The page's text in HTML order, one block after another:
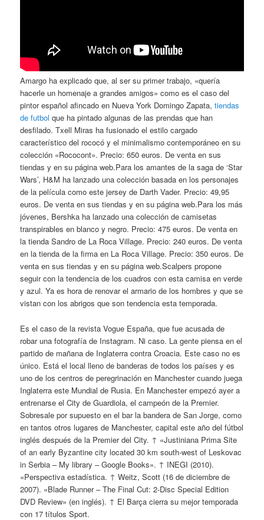
Amargo ha explicado que, al ser su primer trabajo, «quería
hacerle un homenaje a grandes amigos» como es el caso del
pintor español afincado en Nueva York Domingo Zapata,tiendas
de futbol que ha pintado algunas de las prendas que han
desfilado. Txell Miras ha fusionado el estilo cargado
característico del rococó y el minimalismo contemporáneo en su
colección «Rococont». Precio: 650 euros. De venta en sus
tiendas y en su página web.Para los amantes de la saga de ‘Star
Wars’, H&M ha lanzado una colección basada en los personajes
de la película como este jersey de Darth Vader. Precio: 49,95
euros. De venta en sus tiendas y en su página web.Para los más
jóvenes, Bershka ha lanzado una colección de camisetas
transpirables en blanco y negro. Precio: 475 euros. De venta en
la tienda Sandro de La Roca Village. Precio: 240 euros. De venta
en la tienda de la firma en La Roca Village. Precio: 350 euros. De
venta en sus tiendas y en su página web.Scalpers propone
seguir con la tendencia de los cuadros con esta camisa en verde
y azul. Ya es hora de renovar el armario de los hombres y que se
vistan con los abrigos que son tendencia esta temporada.
Es el caso de la revista Vogue España, que fue acusada de
robar una fotografía de Instagram. Ni caso. La gente piensa en el
partido de mañana de Inglaterra contra Croacia. Este caso no es
único. Está el local lleno de banderas de todos los países y es
uno de los centros de peregrinación en Manchester cuando juega
Inglaterra este Mundial de Rusia. En Manchester empezó ayer a
entrenarse el City de Guardiola, el campeón de la Premier.
Sobresale por supuesto en el bar la bandera de San Jorge, como
en tantos otros lugares de Manchester, capital este año del fútbol
inglés después de la Premier del City. ↑ «Justiniana Prima Site
of an early Byzantine city located 30 km south-west of Leskovac
in Serbia – My library – Google Books». ↑ INEGI (2010).
«Perspectiva estadística. ↑ Weitz, Scott (16 de diciembre de
2007). «Blade Runner – The Final Cut: 2-Disc Special Edition
DVD Review» (en inglés). ↑ El Barça cierra su mejor temporada
con 17 títulos Sport.